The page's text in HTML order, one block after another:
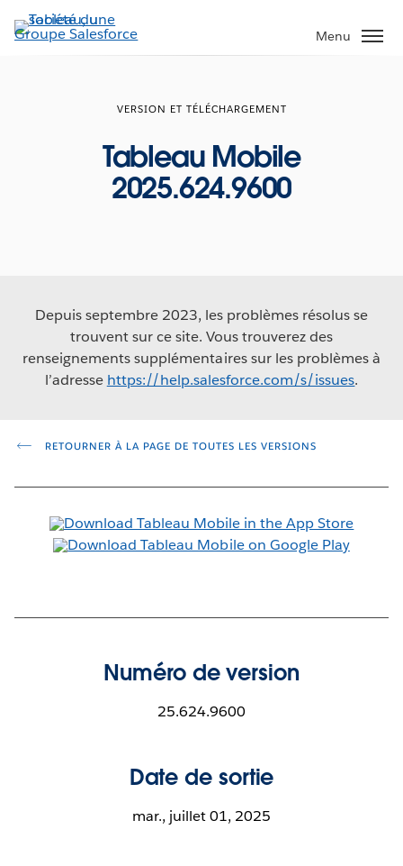
Aller
au
Menu
VERSION ET TÉLÉCHARGEMENT
Tableau Mobile
2025.624.9600
Depuis septembre 2023, les problèmes résolus se
trouvent sur ce site. Vous trouverez des
renseignements supplémentaires sur les problèmes à
l’adresse https://help.salesforce.com/s/issues.
RETOURNER À LA PAGE DE TOUTES LES VERSIONS
Numéro de version
25.624.9600
Date de sortie
mar., juillet 01, 2025